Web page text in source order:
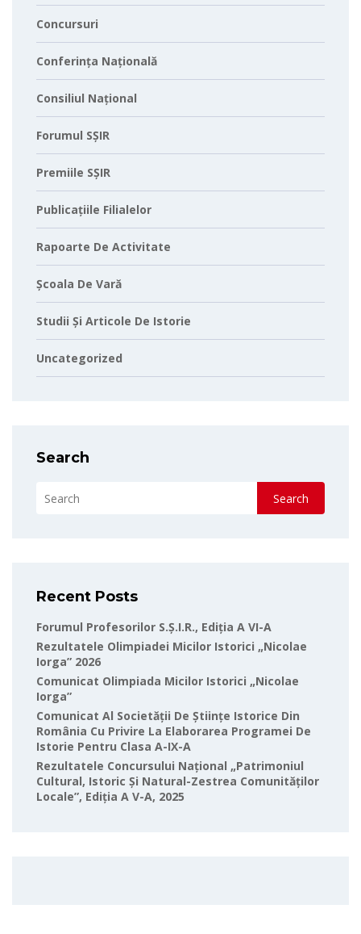
Concursuri
Conferința Națională
Consiliul Național
Forumul SȘIR
Premiile SȘIR
Publicațiile Filialelor
Rapoarte De Activitate
Școala De Vară
Studii Și Articole De Istorie
Uncategorized
Search
Search
Recent Posts
Forumul Profesorilor S.Ș.I.R., Ediția A VI-A
Rezultatele Olimpiadei Micilor Istorici „Nicolae
Iorga” 2026
Comunicat Olimpiada Micilor Istorici „Nicolae
Iorga”
Comunicat Al Societății De Științe Istorice Din
România Cu Privire La Elaborarea Programei De
Istorie Pentru Clasa A-IX-A
Rezultatele Concursului Național „Patrimoniul
Cultural, Istoric Și Natural-Zestrea Comunităților
Locale”, Ediția A V-A, 2025